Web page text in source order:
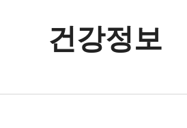
건강정보